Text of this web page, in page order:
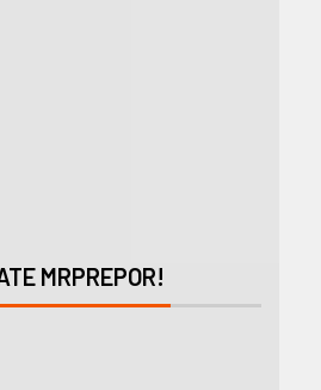
MRPREPOR!